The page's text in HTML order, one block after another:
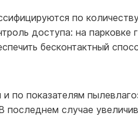
по
доступа: на
бесконтактный
по показателям
последнем случае